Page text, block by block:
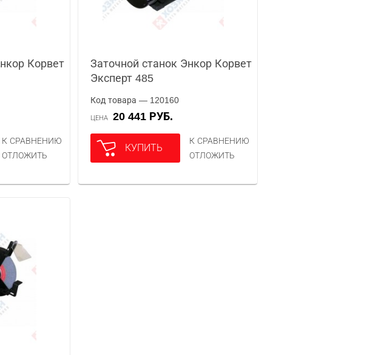
Корвет
К СРАВНЕНИЮ
ОТЛОЖИТЬ
Заточной станок Энкор Корвет
Эксперт 485
Код товара — 120160
ЦЕНА 20 441 РУБ.
КУПИТЬ
К СРАВНЕНИЮ
ОТЛОЖИТЬ